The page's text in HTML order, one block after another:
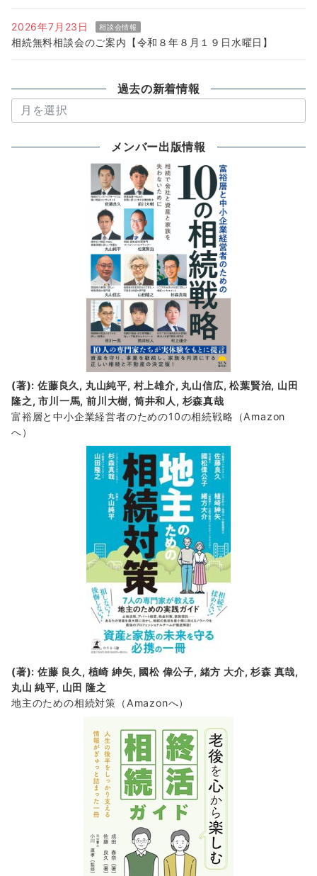
2026年7月23日 相談会情報
相続無料相談会のご案内【令和８年８月１９日水曜日】
過去の新着情報
去
メンバー出版情報
(著): 佐藤良久, 丸山純平, 村上雄介, 丸山信広, 松葉賢治, 山田
隆之, 市川一馬, 前川大樹, 筒井和人, 杉森真哉
富裕層と中小企業経営者のための10の相続戦略 （Amazon
へ）
(著): 佐藤 良久, 植崎 紳矢, 國松 偉公子, 緒方 大介, 杉森 真哉,
丸山 純平, 山田 隆之
地主のための相続対策 （Amazonへ）